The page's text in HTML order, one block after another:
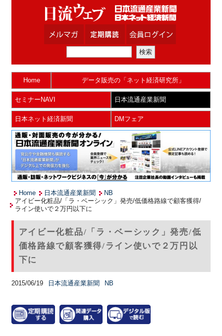
Home データ販売の「ネット経済研究所」
セミナーNAVI 日本流通産業新聞
日本ネット経済新聞 DMフェア
Home 日本流通産業新聞
NB
アイビー化粧品/「ラ・ベーシック」発売/低価格路線で顧客獲得/
ライン使いで２万円以下に
アイビー化粧品/「ラ・ベーシック」発売/低
価格路線で顧客獲得/ライン使いで２万円以
下に
2015/06/19 日本流通産業新聞 NB